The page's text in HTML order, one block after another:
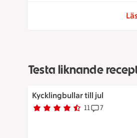
Testa liknande
Kycklingbullar till jul
Betyg 4.6 av 5. 11
11 personer har röstatReceptet
7
Kycklingbullar till jul